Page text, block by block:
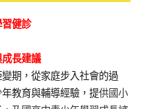
習健診
長建議
期，從家庭步入社會的過
教育與輔導經驗，提供國小